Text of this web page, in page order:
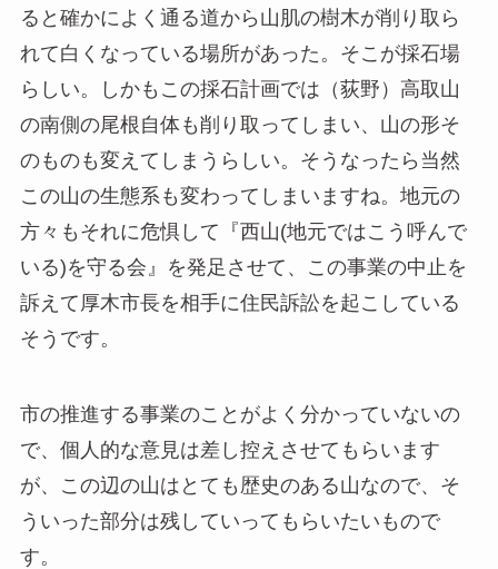
ると確かによく通る道から山肌の樹木が削り取ら
れて白くなっている場所があった。そこが採石場
らしい。しかもこの採石計画では（荻野）高取山
の南側の尾根自体も削り取ってしまい、山の形そ
のものも変えてしまうらしい。そうなったら当然
この山の生態系も変わってしまいますね。地元の
方々もそれに危惧して『西山(地元ではこう呼んで
いる)を守る会』を発足させて、この事業の中止を
訴えて厚木市長を相手に住民訴訟を起こしている
そうです。
市の推進する事業のことがよく分かっていないの
で、個人的な意見は差し控えさせてもらいます
が、この辺の山はとても歴史のある山なので、そ
ういった部分は残していってもらいたいもので
す。